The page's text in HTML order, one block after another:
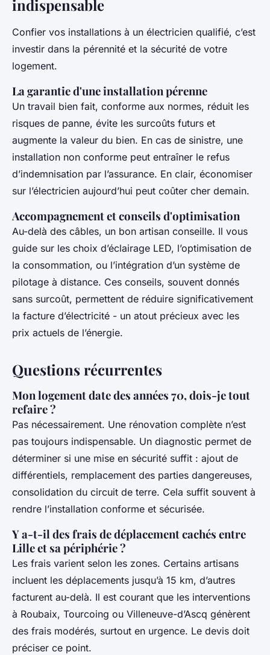
indispensable
Confier vos installations à un électricien qualifié, c’est
investir dans la pérennité et la sécurité de votre
logement.
La garantie d'une installation pérenne
Un travail bien fait, conforme aux normes, réduit les
risques de panne, évite les surcoûts futurs et
augmente la valeur du bien. En cas de sinistre, une
installation non conforme peut entraîner le refus
d’indemnisation par l’assurance. En clair, économiser
sur l’électricien aujourd’hui peut coûter cher demain.
Accompagnement et conseils d'optimisation
Au-delà des câbles, un bon artisan conseille. Il vous
guide sur les choix d’éclairage LED, l’optimisation de
la consommation, ou l’intégration d’un système de
pilotage à distance. Ces conseils, souvent donnés
sans surcoût, permettent de réduire significativement
la facture d’électricité - un atout précieux avec les
prix actuels de l’énergie.
Questions récurrentes
Mon logement date des années 70, dois-je tout
refaire ?
Pas nécessairement. Une rénovation complète n’est
pas toujours indispensable. Un diagnostic permet de
déterminer si une mise en sécurité suffit : ajout de
différentiels, remplacement des parties dangereuses,
consolidation du circuit de terre. Cela suffit souvent à
rendre l’installation conforme et sécurisée.
Y a-t-il des frais de déplacement cachés entre
Lille et sa périphérie ?
Les frais varient selon les zones. Certains artisans
incluent les déplacements jusqu’à 15 km, d’autres
facturent au-delà. Il est courant que les interventions
à Roubaix, Tourcoing ou Villeneuve-d’Ascq génèrent
des frais modérés, surtout en urgence. Le devis doit
préciser ce point.